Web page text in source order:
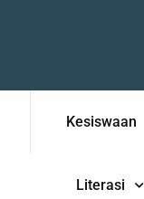
Kesiswaan
Literasi